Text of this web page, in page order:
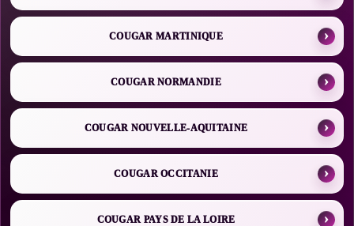
COUGAR MARTINIQUE
COUGAR NORMANDIE
COUGAR NOUVELLE-AQUITAINE
COUGAR OCCITANIE
COUGAR PAYS DE LA LOIRE